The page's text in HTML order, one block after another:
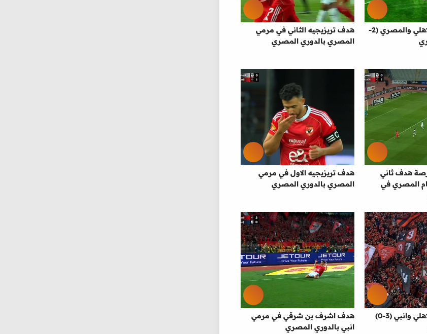
ملخص مباراة الاهلي والمصري (2-
هدف تريزيجيه الثاني في مرمي
المصري بالدوري المصري
هدف ثاني
المصري في
هدف تريزيجيه الاول في مرمي
المصري بالدوري المصري
ملخص مباراة الاهلي وانبي (3-0)
هدف اشرف بن شرقي في مرمي
انبي بالدوري المصري